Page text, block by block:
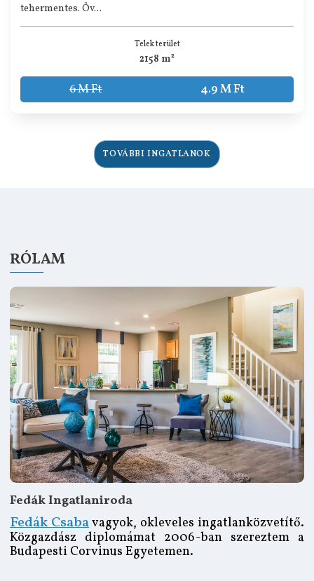
tehermentes. Öv...
Telek terület
2158 m²
6 M Ft 4.9 M Ft
TOVÁBBI INGATLANOK
RÓLAM
Fedák Ingatlaniroda
Fedák Csabavagyok, okleveles ingatlanközvetítő.
Közgazdász diplomámat 2006-ban szereztem a
Budapesti Corvinus Egyetemen.